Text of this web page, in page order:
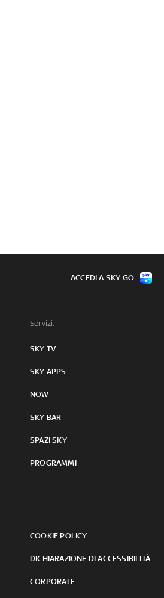
Servizi:
SKY TV
SKY APPS
NOW
SKY BAR
SPAZI SKY
PROGRAMMI
COOKIE POLICY
DICHIARAZIONE DI ACCESSIBILITÀ
CORPORATE
ACCEDI A SKY GO